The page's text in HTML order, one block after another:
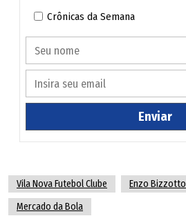
Crônicas da Semana
Enviar
Vila Nova Futebol Clube Enzo Bizzotto
Mercado da Bola